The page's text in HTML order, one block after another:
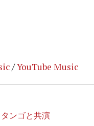
/YouTube Music
ンゴと共演